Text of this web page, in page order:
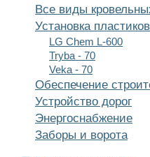
Все виды
Установка
LG Chem L-600
Tryba - 70
Veka - 70
Обеспечение
Устройство дорог
Энергоснабжение
Заборы и ворота